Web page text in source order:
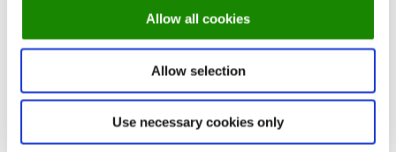
Allow all cookies
Allow selection
Use necessary cookies only
vad kan vara bättre? I många länder firas mors dag
under våren och sommaren, vilket gör det till det
perfekta tillfället att erbjuda en speciell picknickmeny
för dina gäster och deras mammor att njuta av i en
park eller på stranden.